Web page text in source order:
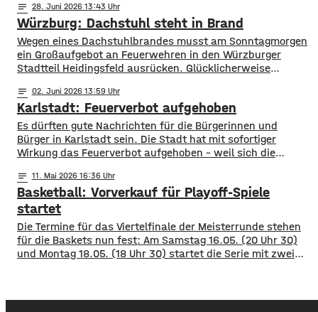
sollte den Schmuck als Geschenk verpacken – zeitgleich
gelang es den Dieben anderen Schmuck unbemerkt
einzustecken. Unter einem Vorwand verließen die zwei
Männer
notes 28. Juni 2026 13:43
Würzburg: Dachstuhl steht in Brand
Wegen eines Dachstuhlbrandes musst am Sonntagmorgen
ein Großaufgebot an Feuerwehren in den Würzburger
Stadtteil Heidingsfeld ausrücken. Glücklicherweise
frühzeitig in Sicherheit bringen. Durch das schnelle
Handeln der Einsatzkräfte konnte schlimmeres verhindert
werden. Die Rauchsäule war laut des Pressesprechers des
Polizeipräsidiums Unterfranken weit zu sehen. Aktuell
laufen die
notes 02. Juni 2026 13:59
Karlstadt: Feuerverbot aufgehoben
Es dürften gute Nachrichten für die Bürgerinnen und
Bürger in Karlstadt sein. Die Stadt hat mit sofortiger
Wirkung das Feuerverbot aufgehoben – weil sich die
die Stadt aber weiterhin vorsichtig beim Umgang mit Feuer
zu sein. Es sollten beispielsweise keine Zigaretten in
Waldnähe einfach weggeworfen werden. Vor etwa einer
Woche
notes 11. Mai 2026 16:36
Basketball: Vorverkauf für Playoff-Spiele
startet
Die Termine für das Viertelfinale der Meisterrunde stehen
für die Baskets nun fest: Am Samstag 16.05. (20 Uhr 30)
und Montag 18.05. (18 Uhr 30) startet die Serie mit zwei